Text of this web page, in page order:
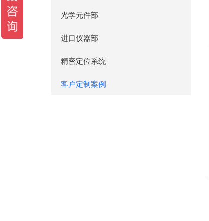
光学元件部
进口仪器部
精密定位系统
客户定制案例